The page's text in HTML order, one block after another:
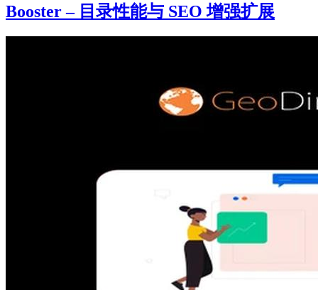
Booster – 目录性能与 SEO 增强扩展